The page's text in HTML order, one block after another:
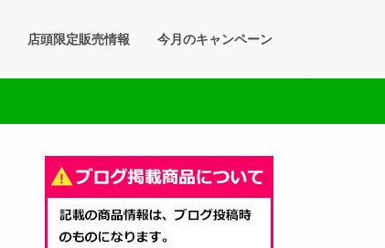
店頭限定販売情報 今月のキャンペーン